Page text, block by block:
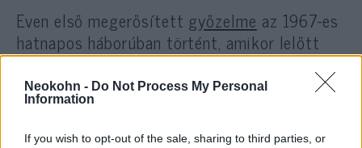
Neokohn - Do Not Process My Personal
Information
If you wish to opt-out of the sale, sharing to third parties, or
Even első megerősített győzelme az 1967-es
hatnapos háborúban történt, amikor lelőtt
egy egyiptomi Szuhoj sugárhajtású
repülőgépet. Az 1967–1970-es felőrlő
háborúban, mint helyettes századparancsnok,
további négy győzelmet könyvelhetett el.